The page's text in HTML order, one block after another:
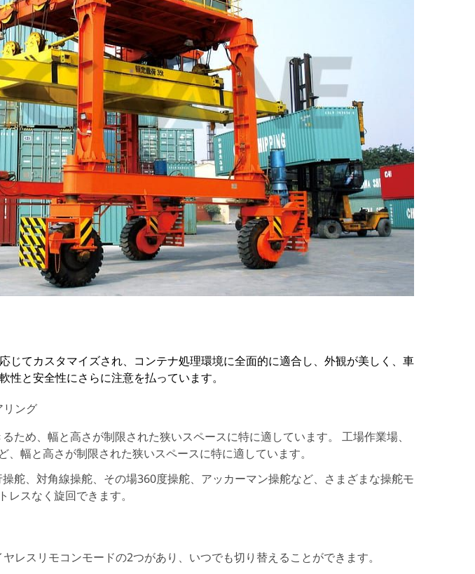
じてカスタマイズされ、コンテナ処理環境に全面的に適合し、外観が美しく、車
と安全性にさらに注意を払っています。
リング
ため、幅と高さが制限された狭いスペースに特に適しています。 工場作業場、
、幅と高さが制限された狭いスペースに特に適しています。
舵、対角線操舵、その場360度操舵、アッカーマン操舵など、さまざまな操舵モ
スなく旋回できます。
レスリモコンモードの2つがあり、いつでも切り替えることができます。